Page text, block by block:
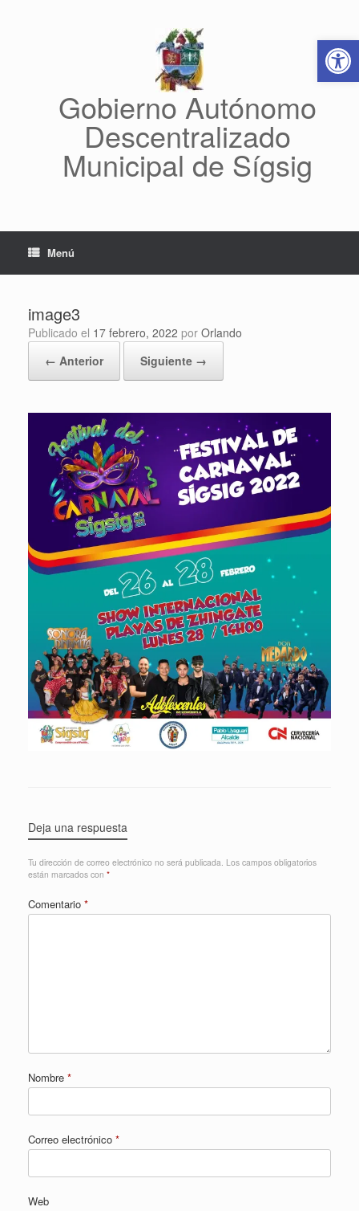
Abrir
Gobierno Autónomo
Descentralizado
Municipal de Sígsig
Menú
image3
Publicado el 17 febrero, 2022 por Orlando
← Anterior
Siguiente →
Deja una respuesta
Tu dirección de correo electrónico no será publicada. Los campos obligatorios
están marcados con *
Comentario *
Nombre *
Correo electrónico *
Web